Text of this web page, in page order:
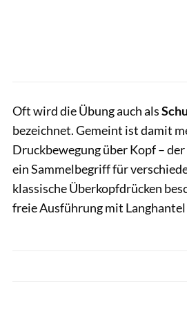
Oft wird die Übung auch als
bezeichnet. Gemeint ist damit
Druckbewegung über Kopf –
ein Sammelbegriff für
klassische Überkopfdrücken
freie Ausführung mit